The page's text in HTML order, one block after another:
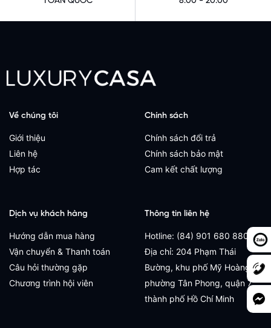
Về chúng tôi
Giới thiệu
Liên hệ
Hợp tác
Chính sách
Chính sách đổi trả
Chính sách bảo mật
Cam kết chất lượng
Dịch vụ khách hàng
Hướng dẫn mua hàng
Vận chuyển & Thanh toán
Câu hỏi thường gặp
Chương trình hội viên
Thông tin liên hệ
Hotline: (84) 901 680 880
Địa chỉ: 204 Phạm Thái
Bường, khu phố Mỹ Hoàng,
phường Tân Phong, quận 7,
thành phố Hồ Chí Minh